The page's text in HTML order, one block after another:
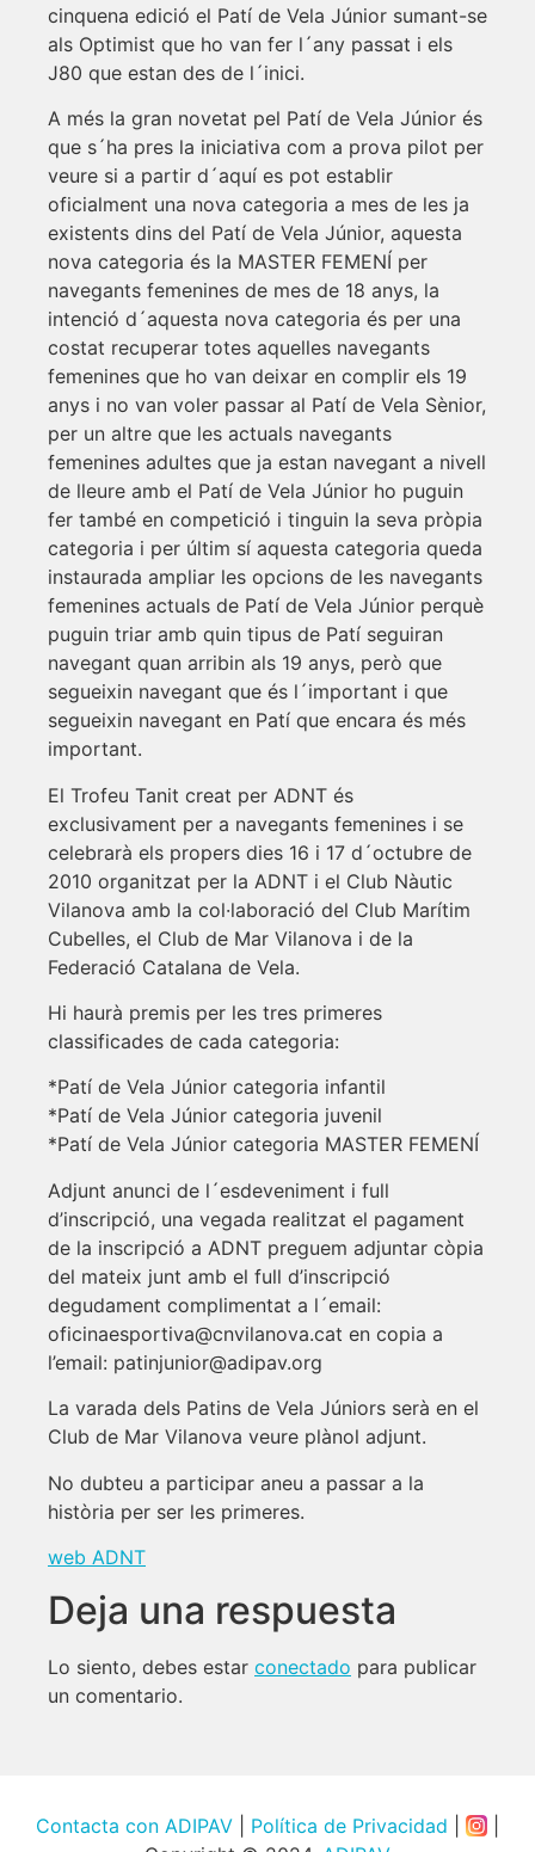
cinquena edició el Patí de Vela Júnior sumant-se
als Optimist que ho van fer l´any passat i els
J80 que estan des de l´inici.
A més la gran novetat pel Patí de Vela Júnior és
que s´ha pres la iniciativa com a prova pilot per
veure si a partir d´aquí es pot establir
oficialment una nova categoria a mes de les ja
existents dins del Patí de Vela Júnior, aquesta
nova categoria és la MASTER FEMENÍ per
navegants femenines de mes de 18 anys, la
intenció d´aquesta nova categoria és per una
costat recuperar totes aquelles navegants
femenines que ho van deixar en complir els 19
anys i no van voler passar al Patí de Vela Sènior,
per un altre que les actuals navegants
femenines adultes que ja estan navegant a nivell
de lleure amb el Patí de Vela Júnior ho puguin
fer també en competició i tinguin la seva pròpia
categoria i per últim sí aquesta categoria queda
instaurada ampliar les opcions de les navegants
femenines actuals de Patí de Vela Júnior perquè
puguin triar amb quin tipus de Patí seguiran
navegant quan arribin als 19 anys, però que
segueixin navegant que és l´important i que
segueixin navegant en Patí que encara és més
important.
El Trofeu Tanit creat per ADNT és
exclusivament per a navegants femenines i se
celebrarà els propers dies 16 i 17 d´octubre de
2010 organitzat per la ADNT i el Club Nàutic
Vilanova amb la col·laboració del Club Marítim
Cubelles, el Club de Mar Vilanova i de la
Federació Catalana de Vela.
Hi haurà premis per les tres primeres
classificades de cada categoria:
*Patí de Vela Júnior categoria infantil
*Patí de Vela Júnior categoria juvenil
*Patí de Vela Júnior categoria MASTER FEMENÍ
Adjunt anunci de l´esdeveniment i full
d’inscripció, una vegada realitzat el pagament
de la inscripció a ADNT preguem adjuntar còpia
del mateix junt amb el full d’inscripció
degudament complimentat a l´email:
oficinaesportiva@cnvilanova.cat en copia a
l’email: patinjunior@adipav.org
La varada dels Patins de Vela Júniors serà en el
Club de Mar Vilanova veure plànol adjunt.
No dubteu a participar aneu a passar a la
història per ser les primeres.
web ADNT
Deja una respuesta
Lo siento, debes estar conectado para publicar
un comentario.
Contacta con ADIPAV Política de Privacidad